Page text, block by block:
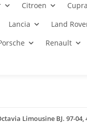
Citroen Cupra
Lancia Land
Renault
Limousine BJ. 97-04,